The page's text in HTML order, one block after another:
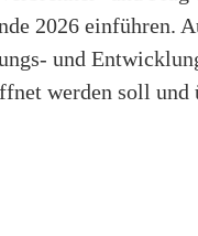
2026 einführen.
und
werden soll und